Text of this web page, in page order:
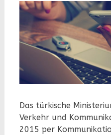
Das türkische
Verkehr und
2015 per